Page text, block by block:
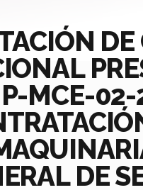
MCE-02-
DE